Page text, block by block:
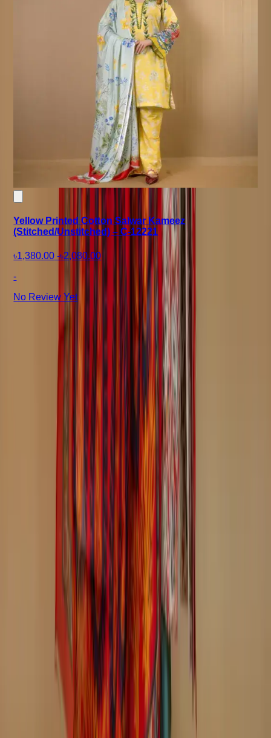
Yellow Printed Cotton Salwar Kameez
(Stitched/Unstitched) – C-12221
৳1,380.00 -৳2,080.00
-
No Review Yet
Company
About us
Help Center
Orders and Shipping
Returns and Refunds
Copyright © Zeroes Online Shopping.